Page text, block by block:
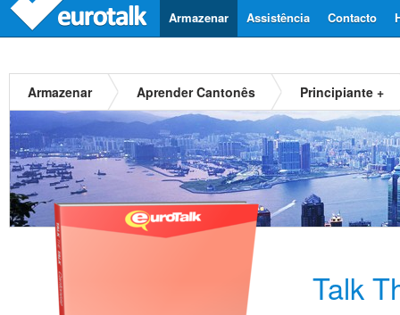
Contacto
Assistência
Armazenar
Armazenar Aprender Cantonês Principiante +
Talk